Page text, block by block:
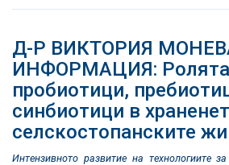
Д-Р ВИКТОРИЯ
ИНФОРМАЦИЯ:
пробиотици,
синбиотици в
селскостопанските
Интензивното развитие на технологиите